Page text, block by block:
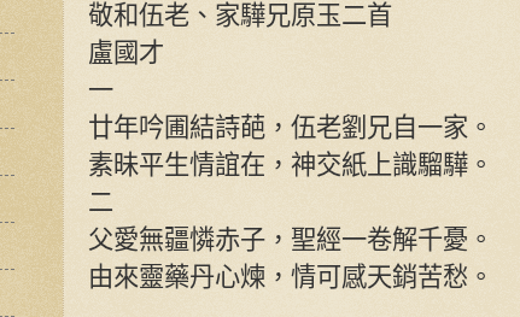
敬和伍老、家驊兄原玉二首
盧國才
一
廿年吟圃結詩葩，伍老劉兄自一家。
素昧平生情誼在，神交紙上識騮驊。
二
父愛無疆憐赤子，聖經一卷解千憂。
由來靈藥丹心煉，情可感天銷苦愁。